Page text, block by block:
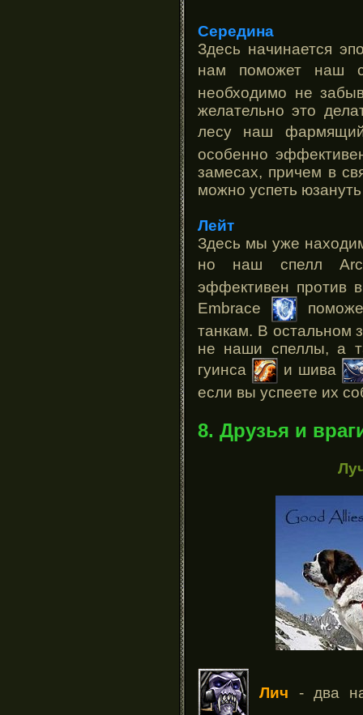
Середина
Здесь начинается
нам поможет наш
необходимо не
желательно это
лесу наш
особенно
замесах, причем в
можно успеть
Лейт
Здесь мы уже
но наш спелл
эффективен против
Embrace
танкам. В остальном
не наши спеллы, а
гуинса
и шива
если вы успеете их
8. Друзья и
Лич - два